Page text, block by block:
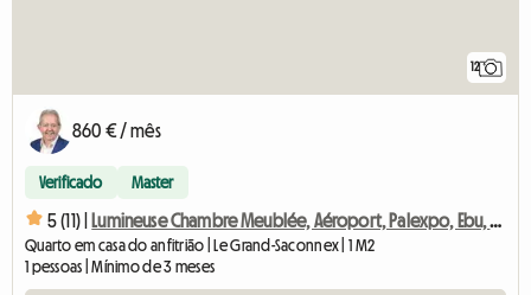
12
860 € / mês
Verificado Master
5 (11) | Lumineuse Chambre Meublée, Aéroport, Palexpo, Ebu, Onu, Who,
Quarto em casa do anfitrião | Le Grand-Saconnex | 1 M2
1 pessoas | Mínimo de 3 meses